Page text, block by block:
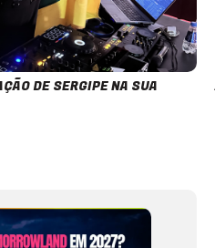
DE SERGIPE NA SUA